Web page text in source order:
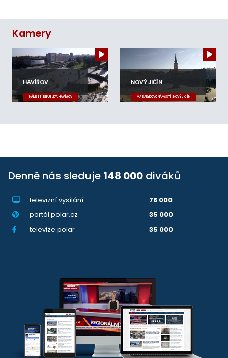
Kamery
HAVÍŘOV
NÁMĚSTÍ REPUBLIKY, HAVÍŘOV
NOVÝ JIČÍN
MASARYKOVO NÁMĚSTÍ, NOVÝ JIČÍN
Denně nás sleduje 148 000 diváků
televizní vysílání
78 000
portál polar.cz
35 000
televize.polar
35 000